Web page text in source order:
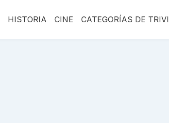
HISTORIA CINE CATEGORÍAS DE